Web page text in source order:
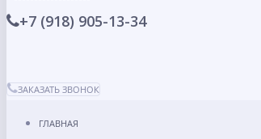
+7 (918) 905-13-34
ЗАКАЗАТЬ ЗВОНОК
ГЛАВНАЯ